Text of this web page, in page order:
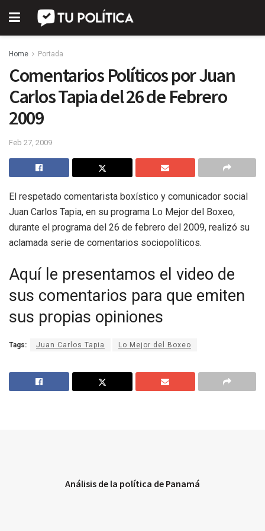
Home Portada
Comentarios Políticos por Juan
Carlos Tapia del 26 de Febrero
2009
Feb 27, 2009
El respetado comentarista boxístico y comunicador social
Juan Carlos Tapia, en su programa Lo Mejor del Boxeo,
durante el programa del 26 de febrero del 2009, realizó su
aclamada serie de comentarios sociopolíticos.
Aquí le presentamos el video de
sus comentarios para que emiten
sus propias opiniones
Tags: Juan Carlos Tapia Lo Mejor del Boxeo
Análisis de la política de Panamá